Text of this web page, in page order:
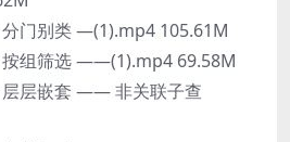
门别类 —(1).mp4 105.61M
按组筛选 ——(1).mp4 69.58M
层层嵌套 —— 非关联子查